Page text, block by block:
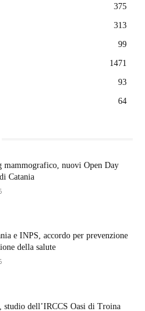
375
313
99
1471
93
64
mammografico, nuovi Open Day
Catania
e INPS, accordo per prevenzione
della salute
studio dell’IRCCS Oasi di Troina